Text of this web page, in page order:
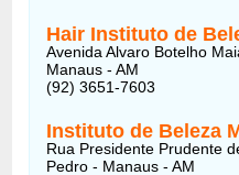
Hair Instituto de
Avenida Alvaro Botelho
Manaus - AM
(92) 3651-7603
Instituto de Beleza
Rua Presidente Prudente
Pedro - Manaus - AM